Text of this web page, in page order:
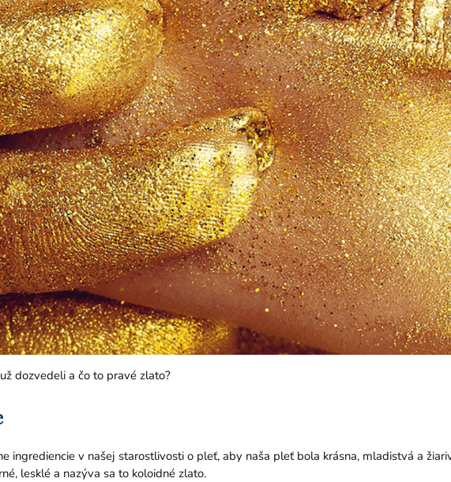
dozvedeli a čo to pravé zlato?
ingrediencie v našej starostlivosti o pleť, aby naša pleť bola krásna, mladistvá a
lesklé a nazýva sa to koloidné zlato.